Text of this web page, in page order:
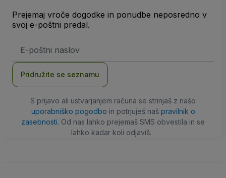
Prejemaj vroče dogodke in ponudbe neposredno v
svoj e-poštni predal.
naslov
Pridružite se seznamu
S prijavo ali ustvarjanjem računa se strinjaš z našo
uporabniško pogodbo in potrjuješ naš pravilnik o
zasebnosti. Od nas lahko prejemaš SMS obvestila in se
lahko kadar koli odjaviš.